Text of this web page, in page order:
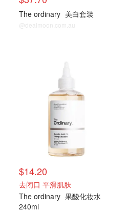
The ordinary 美白套装
@dealmoon.com.au
$14.20
去闭口 平滑肌肤
The ordinary 果酸化妆水
240ml